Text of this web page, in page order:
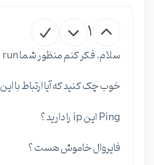
1
سلام. فکر کنم منظور شما run هست نه cmd
خوب چک کنید که آیا ارتباط با این Ip دارید ؟
Ping این ip را دارید ؟
فایروال خاموش هست ؟